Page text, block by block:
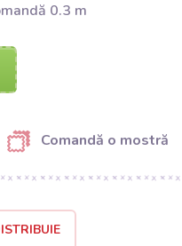
0.3 m
Comandă o mostră